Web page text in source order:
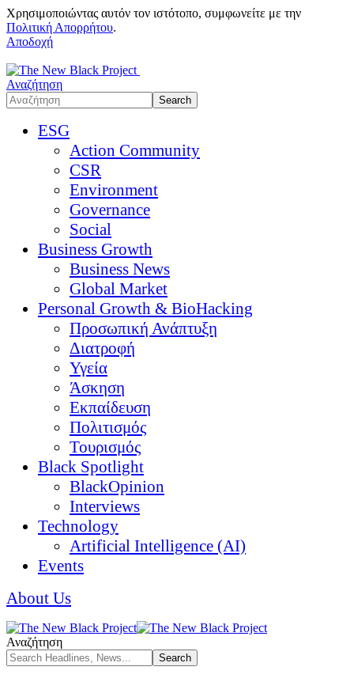
Χρησιμοποιώντας αυτόν τον ιστότοπο, συμφωνείτε με την
Πολιτική Απορρήτου.
Αποδοχή
Αναζήτηση
ESG
Action Community
CSR
Environment
Governance
Social
Business Growth
Business News
Global Market
Personal Growth & BioHacking
Προσωπική Ανάπτυξη
Διατροφή
Υγεία
Άσκηση
Εκπαίδευση
Πολιτισμός
Τουρισμός
Black Spotlight
BlackOpinion
Interviews
Technology
Artificial Intelligence (AI)
Events
About Us
Αναζήτηση